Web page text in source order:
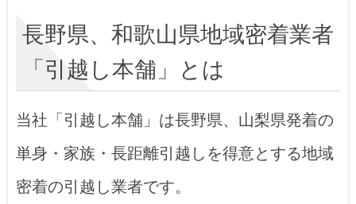
長野県、和歌山県地域密着業者
「引越し本舗」とは
当社「引越し本舗」は長野県、山梨県発着の
単身・家族・長距離引越しを得意とする地域
密着の引越し業者です。